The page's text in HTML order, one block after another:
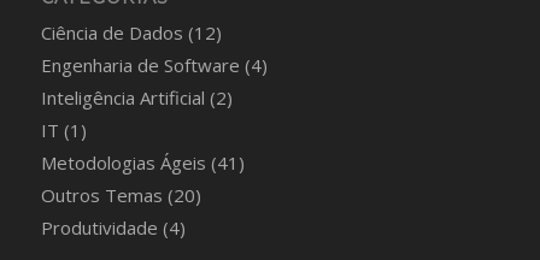
Ciência de Dados (12)
Engenharia de Software (4)
Inteligência Artificial (2)
IT (1)
Metodologias Ágeis (41)
Outros Temas (20)
Produtividade (4)